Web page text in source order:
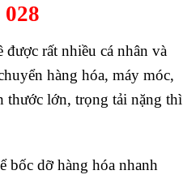
028
rất nhiều cá nhân và
hàng hóa, máy móc,
thước lớn, trọng tải nặng thì
bốc dỡ hàng hóa nhanh